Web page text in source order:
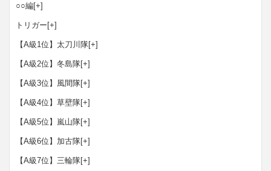
○○編[+]
トリガー [+]
【A級1位】太刀川隊[+]
【A級2位】冬島隊[+]
【A級3位】風間隊[+]
【A級4位】草壁隊[+]
【A級5位】嵐山隊[+]
【A級6位】加古隊[+]
【A級7位】三輪隊[+]